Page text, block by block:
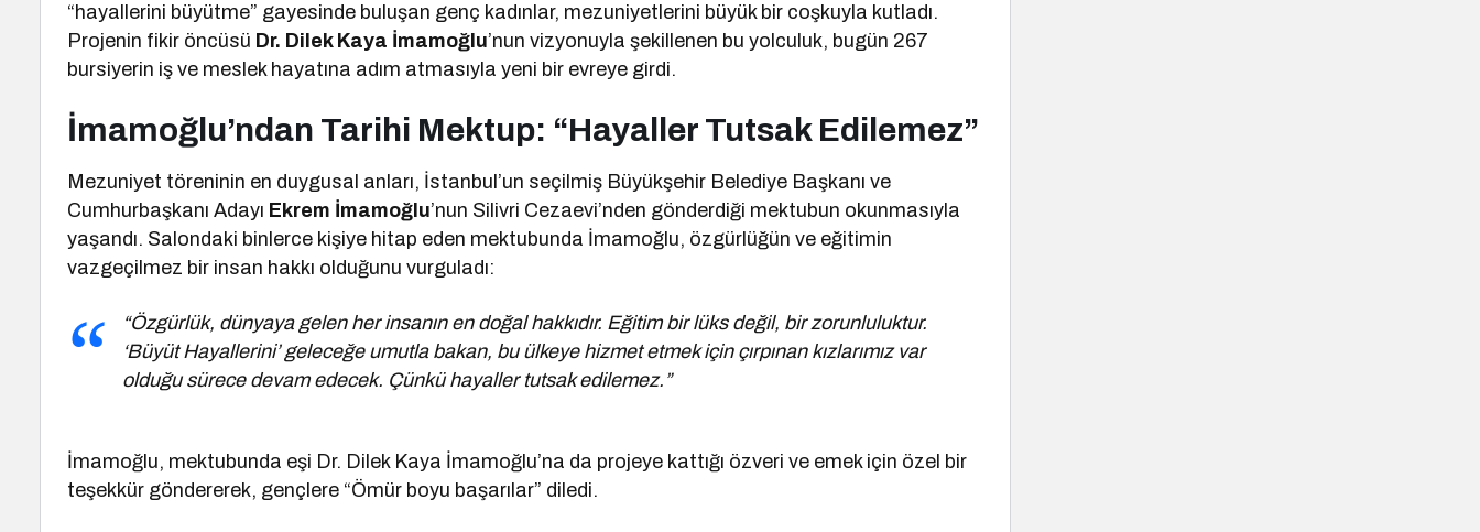
“hayallerini büyütme” gayesinde buluşan genç kadınlar, mezuniyetlerini büyük bir coşkuyla kutladı.
Projenin fikir öncüsü Dr. Dilek Kaya İmamoğlu’nun vizyonuyla şekillenen bu yolculuk, bugün 267
bursiyerin iş ve meslek hayatına adım atmasıyla yeni bir evreye girdi.
İmamoğlu’ndan Tarihi Mektup: “Hayaller Tutsak Edilemez”
Mezuniyet töreninin en duygusal anları, İstanbul’un seçilmiş Büyükşehir Belediye Başkanı ve
Cumhurbaşkanı Adayı Ekrem İmamoğlu’nun Silivri Cezaevi’nden gönderdiği mektubun okunmasıyla
yaşandı. Salondaki binlerce kişiye hitap eden mektubunda İmamoğlu, özgürlüğün ve eğitimin
vazgeçilmez bir insan hakkı olduğunu vurguladı:
“Özgürlük, dünyaya gelen her insanın en doğal hakkıdır. Eğitim bir lüks değil, bir zorunluluktur.
‘Büyüt Hayallerini’ geleceğe umutla bakan, bu ülkeye hizmet etmek için çırpınan kızlarımız var
olduğu sürece devam edecek. Çünkü hayaller tutsak edilemez.”
İmamoğlu, mektubunda eşi Dr. Dilek Kaya İmamoğlu’na da projeye kattığı özveri ve emek için özel bir
teşekkür göndererek, gençlere “Ömür boyu başarılar” diledi.